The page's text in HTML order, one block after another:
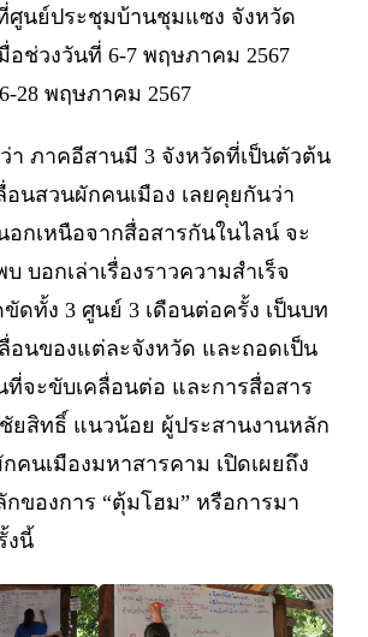
ศูนย์ประชุมบ้านชุมแซง จังหวัด
อช่วงวันที่ 6-7 พฤษภาคม 2567
28 พฤษภาคม 2567
า ภาคอีสานมี 3 จังหวัดที่เป็นตัวต้น
อนสวนผักคนเมือง เลยคุยกันว่า
กเหนือจากสื่อสารกันในไลน์ จะ
บอกเล่าเรื่องราวความสำเร็จ
ดทั้ง 3 ศูนย์ 3 เดือนต่อครั้ง เป็นบท
อนของแต่ละจังหวัด และถอดเป็น
ที่จะขับเคลื่อนต่อ และการสื่อสาร
ยสิทธิ์ แนวน้อย ผู้ประสานงานหลัก
คนเมืองมหาสารคาม เปิดเผยถึง
ของการ “ตุ้มโฮม” หรือการมา
งนี้